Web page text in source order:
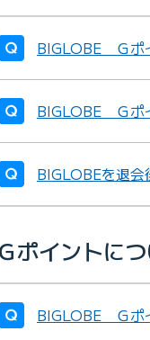
BIGLOBE Ｇポ
BIGLOBE Ｇポ
BIGLOBEを退
Ｇポイントに
BIGLOBE Ｇポ